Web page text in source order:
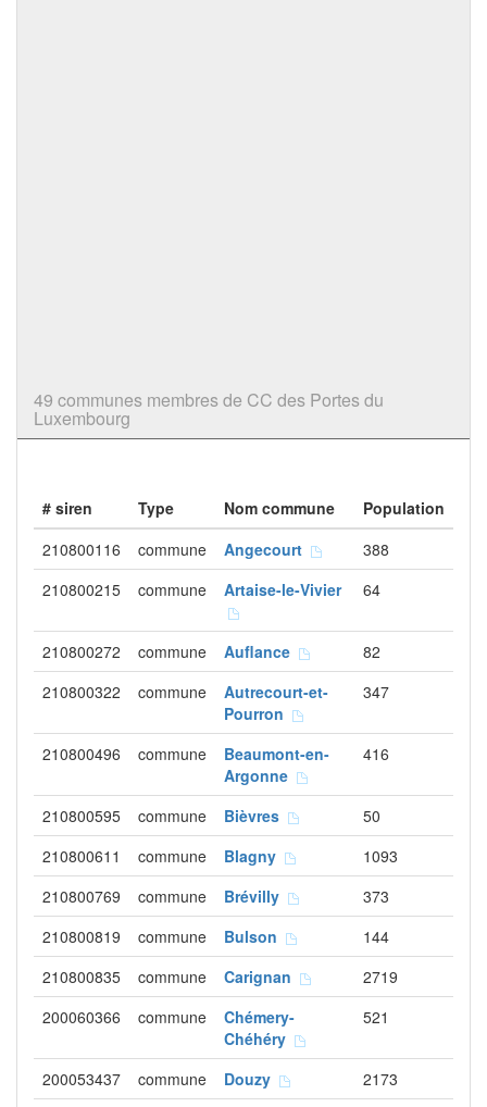
49 communes membres de CC des Portes du
Luxembourg
# siren Type Nom commune
Population
210800116
commune Angecourt
388
210800215
commune Artaise-le-Vivier 64
210800272 commune Auflance
82
210800322
commune
Autrecourt-et-
Pourron
347
210800496 commune
Beaumont-en-
Argonne
416
210800595 commune Bièvres
50
210800611
commune Blagny
1093
210800769
commune Brévilly
373
210800819
commune Bulson
144
210800835
commune Carignan
2719
200060366
commune
Chémery-
Chéhéry
521
200053437 commune Douzy
2173